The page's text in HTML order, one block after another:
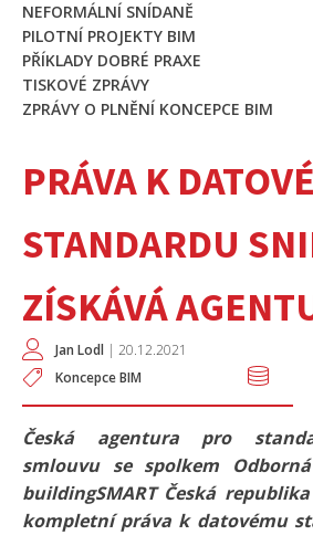
PRÁVA K
STANDARDU
ZÍSKÁVÁ
Jan Lodl | 20.12.2021
Koncepce BIM
Česká agentura pro
smlouvu se spolkem
buildingSMART Česká republika
kompletní práva k datovému
NEFORMÁLNÍ SNÍDANĚ
PILOTNÍ PROJEKTY BIM
PŘÍKLADY DOBRÉ PRAXE
TISKOVÉ ZPRÁVY
ZPRÁVY O PLNĚNÍ KONCEPCE BIM